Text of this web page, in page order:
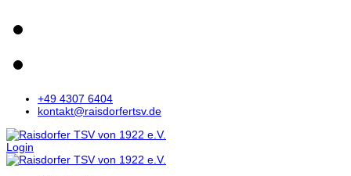
+49 4307 6404
kontakt@raisdorfertsv.de
Login